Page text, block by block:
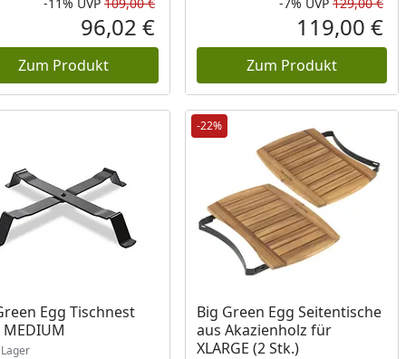
Rabatt in Prozent
Ursprünglicher Preis
Aktueller Preis
96,02 €
Zum Produkt
119,00 €
Zum Produkt
Egg Tischnest
am Lager
-22%
Big Green Egg Seitentische
aus Akazienholz für
XLARGE (2 Stk.)
Produkt am Lager